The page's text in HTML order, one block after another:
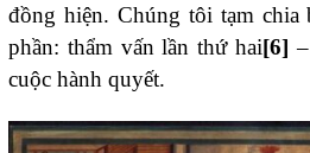
đồng hiện. Chúng tôi tạm chia
phần: thẩm vấn lần thứ hai[6]
cuộc hành quyết.